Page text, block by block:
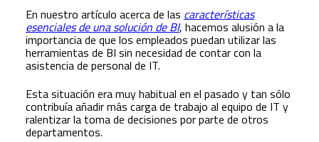
En nuestro artículo acerca de las características
esenciales de una solución de BI, hacemos alusión a la
importancia de que los empleados puedan utilizar las
herramientas de BI sin necesidad de contar con la
asistencia de personal de IT.
Esta situación era muy habitual en el pasado y tan sólo
contribuía añadir más carga de trabajo al equipo de IT y
ralentizar la toma de decisiones por parte de otros
departamentos.